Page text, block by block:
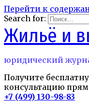
Перейти к
Search for:
Жильё и
юридический
Получите
консультацию
+7 (499) 130-98-83